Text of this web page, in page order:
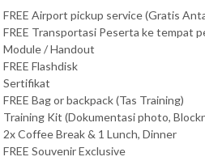
FREE Airport pickup service (Gratis
FREE Transportasi Peserta ke tempat
Module / Handout
FREE Flashdisk
Sertifikat
FREE Bag or backpack (Tas Training)
Training Kit (Dokumentasi photo,
2x Coffee Break & 1 Lunch, Dinner
FREE Souvenir Exclusive